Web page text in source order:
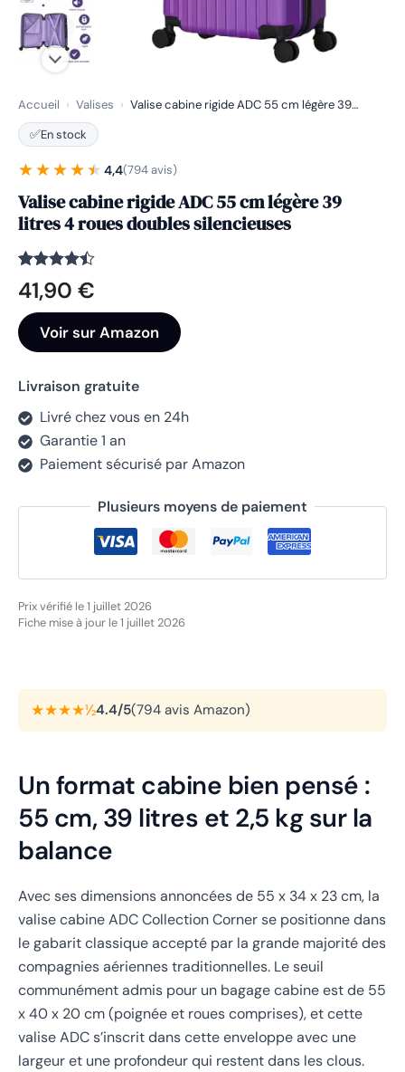
Accueil › Valises › Valise cabine rigide ADC 55 cm légère 39…
✅En stock
★★★★★
★★★★★ 4,4(794 avis)
Valise cabine rigide ADC 55 cm légère 39
litres 4 roues doubles silencieuses
Noté4.4
sur 5
794
notations
client
41,90 €
Voir sur Amazon
Livraison gratuite
Livré chez vous en 24h
Garantie 1 an
Paiement sécurisé par Amazon
Plusieurs moyens de paiement
Prix vérifié le 1 juillet 2026
Fiche mise à jour le 1 juillet 2026
★★★★½4.4/5(794 avis Amazon)
Un format cabine bien pensé :
55 cm, 39 litres et 2,5 kg sur la
balance
Avec ses dimensions annoncées de 55 x 34 x 23 cm, la
valise cabine ADC Collection Corner se positionne dans
le gabarit classique accepté par la grande majorité des
compagnies aériennes traditionnelles. Le seuil
communément admis pour un bagage cabine est de 55
x 40 x 20 cm (poignée et roues comprises), et cette
valise ADC s’inscrit dans cette enveloppe avec une
largeur et une profondeur qui restent dans les clous.